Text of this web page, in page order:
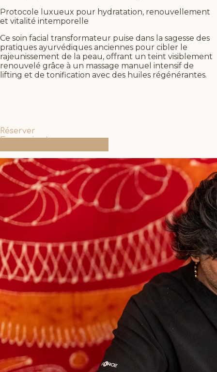
Protocole luxueux pour hydratation, renouvellement
et vitalité intemporelle
Ce soin facial transformateur puise dans la sagesse des
pratiques ayurvédiques anciennes pour cibler le
rajeunissement de la peau, offrant un teint visiblement
renouvelé grâce à un massage manuel intensif de
lifting et de tonification avec des huiles régénérantes.
Réserver
En savoir plus